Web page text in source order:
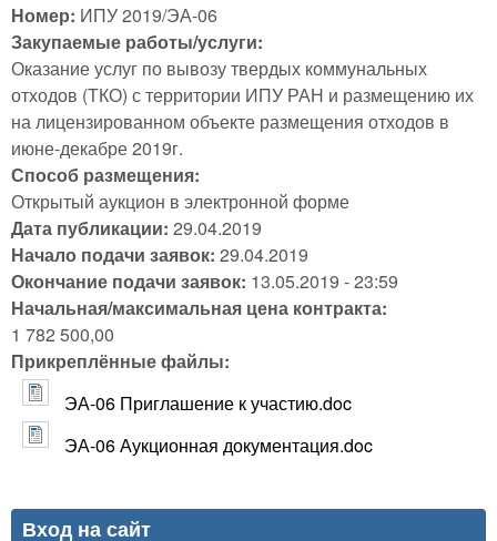
Номер: ИПУ 2019/ЭА-06
Закупаемые работы/услуги:
Оказание услуг по вывозу твердых коммунальных
отходов (ТКО) с территории ИПУ РАН и размещению их
на лицензированном объекте размещения отходов в
июне-декабре 2019г.
Способ размещения:
Открытый аукцион в электронной форме
Дата публикации: 29.04.2019
Начало подачи заявок: 29.04.2019
Окончание подачи заявок: 13.05.2019 - 23:59
Начальная/максимальная цена контракта:
1 782 500,00
Прикреплённые файлы:
ЭА-06 Приглашение к участию.doc
ЭА-06 Аукционная документация.doc
Вход на сайт